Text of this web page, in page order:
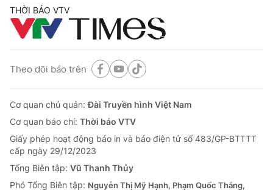
THỜI BÁO VTV
Theo dõi báo trên
Cơ quan chủ quản:Đài Truyền hình Việt Nam
Cơ quan báo chí: Thời báo VTV
Giấy phép hoạt động báo in và báo điện tử số 483/GP-BTTTT
cấp ngày 29/12/2023
Tổng Biên tập: Vũ Thanh Thủy
Phó Tổng Biên tập: Nguyễn Thị Mỹ Hạnh, Phạm Quốc Thắng,